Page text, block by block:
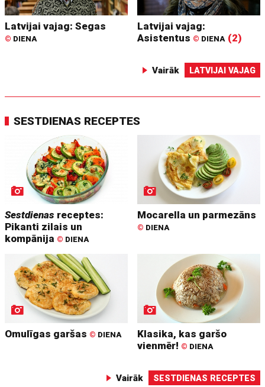
Latvijai vajag: Segas
© DIENA
Latvijai vajag:
Asistentus © DIENA (2)
Vairāk LATVIJAI VAJAG
SESTDIENAS RECEPTES
Sestdienas receptes:
Pikanti zilais un
kompānija © DIENA
Mocarella un parmezāns
© DIENA
Omulīgas garšas © DIENA
Klasika, kas garšo
vienmēr! © DIENA
Vairāk SESTDIENAS RECEPTES